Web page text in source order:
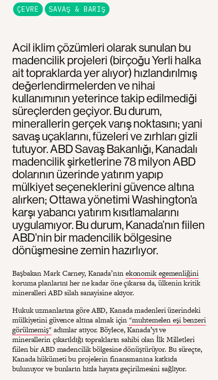
Acil iklim çözümleri olarak sunulan bu
madencilik projeleri (birçoğu Yerli halka
ait topraklarda yer alıyor) hızlandırılmış
değerlendirmelerden ve nihai
kullanımının yeterince takip edilmediği
süreçlerden geçiyor. Bu durum,
minerallerin gerçek varış noktasını; yani
savaş uçaklarını, füzeleri ve zırhları gizli
tutuyor. ABD Savaş Bakanlığı, Kanadalı
madencilik şirketlerine 78 milyon ABD
dolarının üzerinde yatırım yapıp
mülkiyet seçeneklerini güvence altına
alırken; Ottawa yönetimi Washington’a
karşı yabancı yatırım kısıtlamalarını
uygulamıyor. Bu durum, Kanada’nın fiilen
ABD’nin bir madencilik bölgesine
dönüşmesine zemin hazırlıyor.
Başbakan Mark Carney, Kanada’nınekonomik egemenliğini
koruma planlarını her ne kadar öne çıkarsa da, ülkenin kritik
mineralleri ABD silah sanayisine akıyor.
Hukuk uzmanlarına göre ABD, Kanada madenleri üzerindeki
mülkiyetini güvence altına almak için"muhtemelen eşi benzeri
görülmemiş"adımlar atıyor. Böylece, Kanada’yı ve
minerallerin çıkarıldığı toprakların sahibi olan İlk Milletleri
fiilen bir ABD madencilik bölgesine dönüştürüyor. Bu süreçte,
Kanada hükümeti bu projelerin finansmanına katkıda
bulunuyor ve bunların hızla hayata geçirilmesini sağlıyor.
ÇEVRE SAVAŞ & BARIŞ